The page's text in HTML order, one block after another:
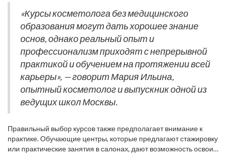
позволит углубить свои знания в определенной области
косметологии.
после окончания курсов. Проверка учебных планов, мнения
выпускников и статистики по уровню трудоустройства помогут
сделать обоснованный выбор. Как показывает практика, школы,
сотрудничающие с профессиональными косметологами и
салонами, предоставляют более качественное обучение и
практическую подготовку.
«Курсы косметолога без медицинского
образования могут дать хорошее знание
основ, однако реальный опыт и
профессионализм приходят с непрерывной
практикой и обучением на протяжении всей
карьеры», — говорит Мария Ильина,
опытный косметолог и выпускник одной из
ведущих школ Москвы.
Правильный выбор курсов также предполагает внимание к
практике. Обучающие центры, которые предлагают стажировку
или практические занятия в салонах, дают возможность освоить